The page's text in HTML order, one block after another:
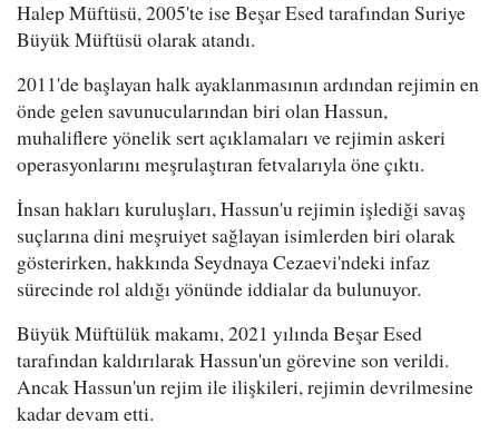
Halep Müftüsü, 2005'te ise Beşar Esed tarafından Suriye
Büyük Müftüsü olarak atandı.
2011'de başlayan halk ayaklanmasının ardından rejimin en
önde gelen savunucularından biri olan Hassun,
muhaliflere yönelik sert açıklamaları ve rejimin askeri
operasyonlarını meşrulaştıran fetvalarıyla öne çıktı.
İnsan hakları kuruluşları, Hassun'u rejimin işlediği savaş
suçlarına dini meşruiyet sağlayan isimlerden biri olarak
gösterirken, hakkında Seydnaya Cezaevi'ndeki infaz
sürecinde rol aldığı yönünde iddialar da bulunuyor.
Büyük Müftülük makamı, 2021 yılında Beşar Esed
tarafından kaldırılarak Hassun'un görevine son verildi.
Ancak Hassun'un rejim ile ilişkileri, rejimin devrilmesine
kadar devam etti.